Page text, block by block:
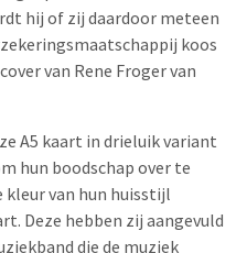
hij of zij daardoor meteen
koos
van Rene Froger van
A5 kaart in drieluik variant
hun boodschap over te
kleur van hun huisstijl
Deze hebben zij aangevuld
die de muziek